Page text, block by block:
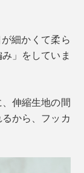
細かくて柔ら
」をしていま
伸縮生地の間
から、フッカ